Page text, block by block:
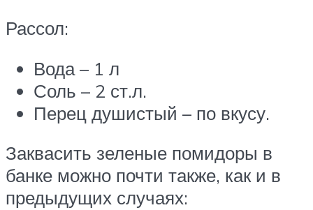
Рассол:
Вода – 1 л
Соль – 2 ст.л.
Перец душистый – по вкусу.
Заквасить зеленые помидоры в
банке можно почти также, как и в
предыдущих случаях: